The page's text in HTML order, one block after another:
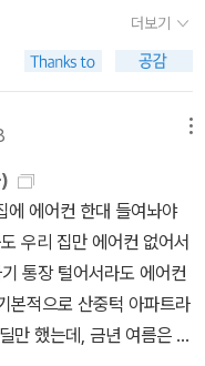
라 그 비타협적인 순수성
는 종합은 어슷비슷한 절
젊은 데다가 복잡한 천성
치열하게 파고든 훌륭한
류하기 어렵다. 이는 빠른
갑갑한 노릇이기도 하지
세기 영화의 이해에도 현
에르빈 파노프스키, 발터
이 책이 대의명분을 실현
다. 키친 컨피덴셜 /앤서
될 수 있을까요? 문학의 범
뷰는 '한국문학통사'를 집
장르인 걸까요, 서정장르
내기 위한 발화인 건가요,
가요. 이것에 따라 서정
것인가 말것인가도 여기
그런말 하잖아요. 패션은
를 치장하는 것또한 나의
표현이되는 거네요? 결국
에 참 지겹게도 했던 말
랫동안 베스트셀러 목록
더보기
에 에어컨 한대 들여놔야
우리 집만 에어컨 없어서
통장 털어서라도 에어컨
본적으로 산중턱 아파트라
만 했는데, 금년 여름은 열